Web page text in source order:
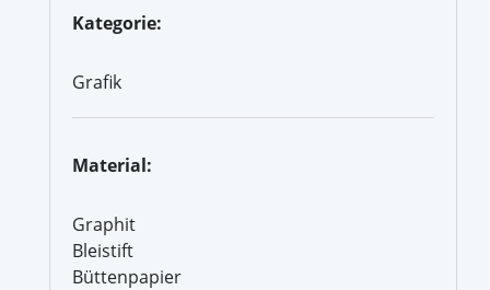
Kategorie:
Grafik
Material:
Graphit
Bleistift
Büttenpapier